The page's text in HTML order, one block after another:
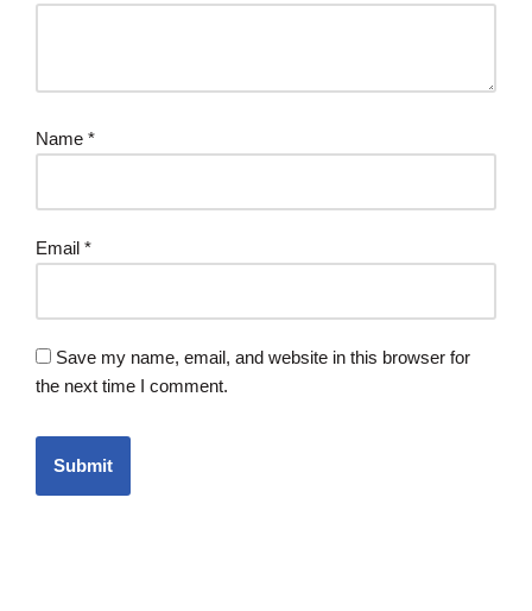
Name *
Email *
Save my name, email, and website in this browser for
the next time I comment.